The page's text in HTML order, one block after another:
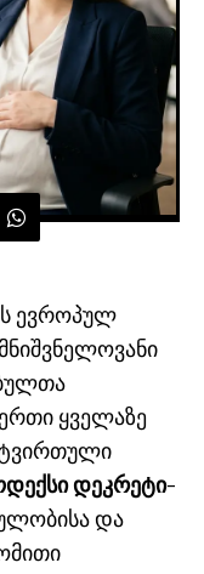
ევროპულ
ყველაზე
დეკრეტი-
და